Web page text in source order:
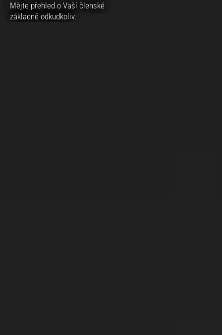
Mějte přehled o Vaší členské
základně odkudkoliv.